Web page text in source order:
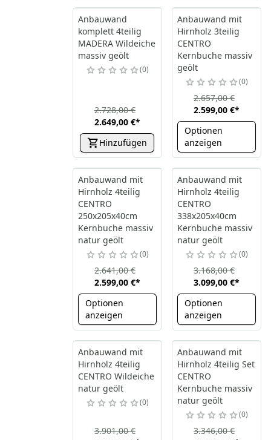
Anbauwand
komplett 4teilig
MADERA Wildeiche
massiv geölt
0
2.649,00 €*
2.728,00 €
Hinzufügen
Anbauwand mit
Hirnholz 3teilig
CENTRO
Kernbuche massiv
geölt
0
2.599,00 €*
2.657,00 €
Optionen
anzeigen
Anbauwand mit
Hirnholz 4teilig
CENTRO
250x205x40cm
Kernbuche massiv
natur geölt
0
2.599,00 €*
2.641,00 €
Optionen
anzeigen
Anbauwand mit
Hirnholz 4teilig
CENTRO
338x205x40cm
Kernbuche massiv
natur geölt
0
3.099,00 €*
3.168,00 €
Optionen
anzeigen
Anbauwand mit
Hirnholz 4teilig
CENTRO Wildeiche
natur geölt
0
3.901,00 €
Anbauwand mit
Hirnholz 4teilig Set
CENTRO
Kernbuche massiv
natur geölt
0
3.346,00 €